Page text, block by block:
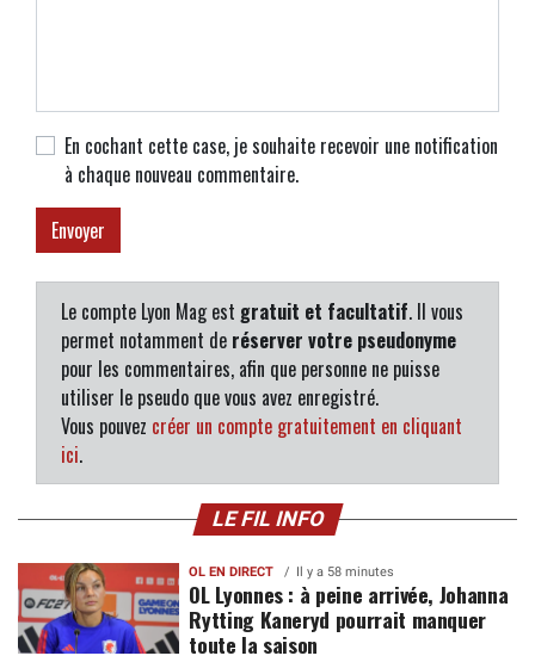
En cochant cette case, je souhaite recevoir une notification
à chaque nouveau commentaire.
Le compte Lyon Mag est gratuit et facultatif. Il vous
permet notamment de réserver votre pseudonyme
pour les commentaires, afin que personne ne puisse
utiliser le pseudo que vous avez enregistré.
Vous pouvez créer un compte gratuitement en cliquant
ici.
LE FIL INFO
OL EN DIRECT Il y a 58 minutes
OL Lyonnes : à peine arrivée, Johanna
Rytting Kaneryd pourrait manquer
toute la saison